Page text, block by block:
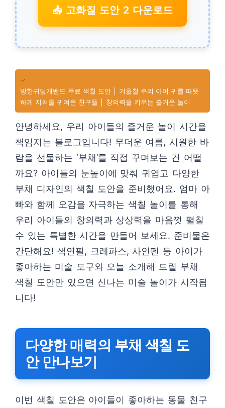
📥 고화질 도안 2 다운로드
✓
방한귀덮개밴드 무료 색칠 도안 │ 겨울철 우리 아이 귀를 따뜻
하게 지켜줄 귀여운 친구들 │ 창의력을 키우는 즐거운 놀이
안녕하세요, 우리 아이들의 즐거운 놀이 시간을
책임지는 블로그입니다! 무더운 여름, 시원한 바
람을 선물하는 ‘부채’를 직접 꾸며보는 건 어떨
까요? 아이들의 눈높이에 맞춰 귀엽고 다양한
부채 디자인의 색칠 도안을 준비했어요. 엄마 아
빠와 함께 오감을 자극하는 색칠 놀이를 통해
우리 아이들의 창의력과 상상력을 마음껏 펼칠
수 있는 특별한 시간을 만들어 보세요. 준비물은
간단해요! 색연필, 크레파스, 사인펜 등 아이가
좋아하는 미술 도구와 오늘 소개해 드릴 부채
색칠 도안만 있으면 신나는 미술 놀이가 시작됩
니다!
다양한 매력의 부채 색칠 도
안 만나보기
이번 색칠 도안은 아이들이 좋아하는 동물 친구